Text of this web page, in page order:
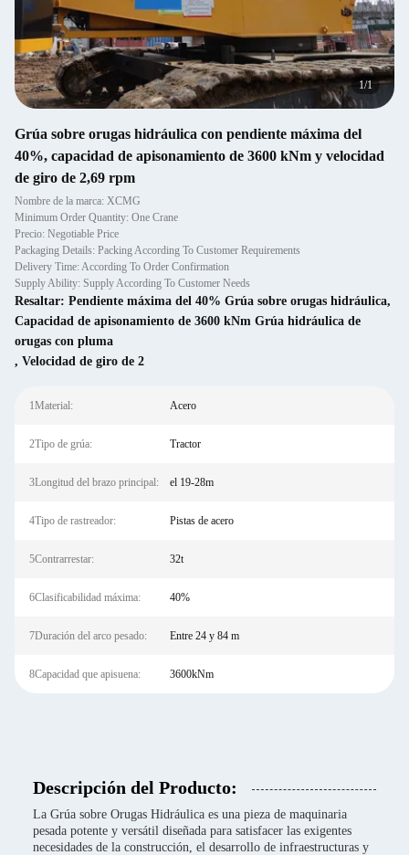
1/1
Grúa sobre orugas hidráulica con pendiente máxima del
40%, capacidad de apisonamiento de 3600 kNm y velocidad
de giro de 2,69 rpm
Nombre de la marca: XCMG
Minimum Order Quantity: One Crane
Precio: Negotiable Price
Packaging Details: Packing According To Customer Requirements
Delivery Time: According To Order Confirmation
Supply Ability: Supply According To Customer Needs
Resaltar: Pendiente máxima del 40% Grúa sobre orugas hidráulica,
Capacidad de apisonamiento de 3600 kNm Grúa hidráulica de
orugas con pluma
, Velocidad de giro de 2
1Material: Acero
2Tipo de grúa: Tractor
3Longitud del brazo principal: el 19-28m
4Tipo de rastreador: Pistas de acero
5Contrarrestar: 32t
6Clasificabilidad máxima: 40%
7Duración del arco pesado: Entre 24 y 84 m
8Capacidad que apisuena: 3600kNm
Descripción del Producto:
La Grúa sobre Orugas Hidráulica es una pieza de maquinaria
pesada potente y versátil diseñada para satisfacer las exigentes
necesidades de la construcción, el desarrollo de infraestructuras y